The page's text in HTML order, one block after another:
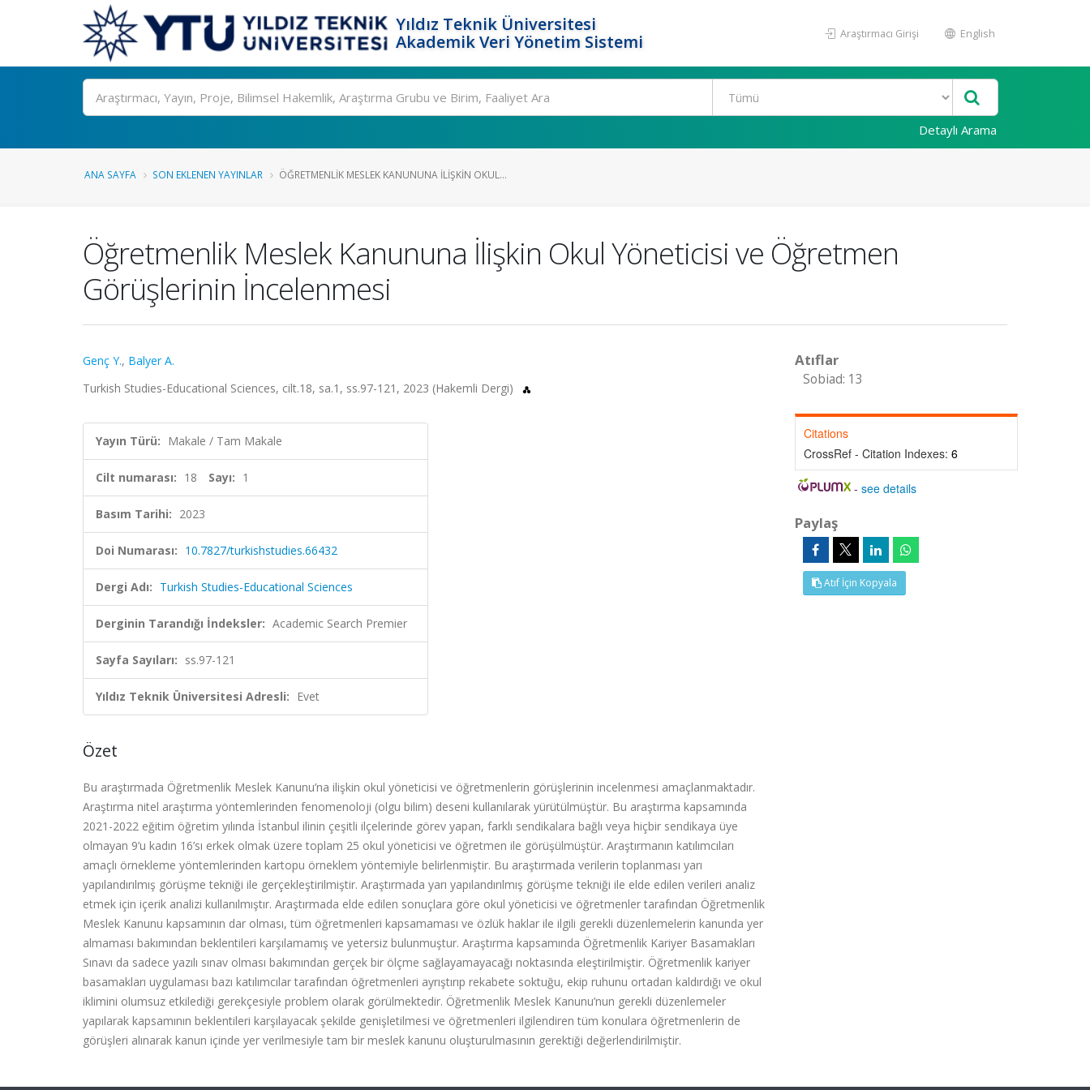
Yıldız Teknik Üniversitesi
Akademik Veri Yönetim Sistemi
Araştırmacı Girişi English
Ara
Detaylı Arama
ANA SAYFA SON EKLENEN YAYINLAR ÖĞRETMENLIK MESLEK KANUNUNA İLIŞKIN OKUL...
Öğretmenlik Meslek Kanununa İlişkin Okul Yöneticisi ve Öğretmen
Görüşlerinin İncelenmesi
Genç Y., Balyer A.
Turkish Studies-Educational Sciences, cilt.18, sa.1, ss.97-121, 2023 (Hakemli Dergi)
Yayın Türü: Makale / Tam Makale
Cilt numarası: 18 Sayı: 1
Basım Tarihi: 2023
Doi Numarası: 10.7827/turkishstudies.66432
Dergi Adı: Turkish Studies-Educational Sciences
Derginin Tarandığı İndeksler: Academic Search Premier
Sayfa Sayıları: ss.97-121
Yıldız Teknik Üniversitesi Adresli: Evet
Özet
Bu araştırmada Öğretmenlik Meslek Kanunu’na ilişkin okul yöneticisi ve öğretmenlerin görüşlerinin incelenmesi amaçlanmaktadır.
Araştırma nitel araştırma yöntemlerinden fenomenoloji (olgu bilim) deseni kullanılarak yürütülmüştür. Bu araştırma kapsamında
2021-2022 eğitim öğretim yılında İstanbul ilinin çeşitli ilçelerinde görev yapan, farklı sendikalara bağlı veya hiçbir sendikaya üye
olmayan 9’u kadın 16’sı erkek olmak üzere toplam 25 okul yöneticisi ve öğretmen ile görüşülmüştür. Araştırmanın katılımcıları
amaçlı örnekleme yöntemlerinden kartopu örneklem yöntemiyle belirlenmiştir. Bu araştırmada verilerin toplanması yarı
yapılandırılmış görüşme tekniği ile gerçekleştirilmiştir. Araştırmada yarı yapılandırılmış görüşme tekniği ile elde edilen verileri analiz
etmek için içerik analizi kullanılmıştır. Araştırmada elde edilen sonuçlara göre okul yöneticisi ve öğretmenler tarafından Öğretmenlik
Meslek Kanunu kapsamının dar olması, tüm öğretmenleri kapsamaması ve özlük haklar ile ilgili gerekli düzenlemelerin kanunda yer
almaması bakımından beklentileri karşılamamış ve yetersiz bulunmuştur. Araştırma kapsamında Öğretmenlik Kariyer Basamakları
Sınavı da sadece yazılı sınav olması bakımından gerçek bir ölçme sağlayamayacağı noktasında eleştirilmiştir. Öğretmenlik kariyer
basamakları uygulaması bazı katılımcılar tarafından öğretmenleri ayrıştırıp rekabete soktuğu, ekip ruhunu ortadan kaldırdığı ve okul
iklimini olumsuz etkilediği gerekçesiyle problem olarak görülmektedir. Öğretmenlik Meslek Kanunu’nun gerekli düzenlemeler
yapılarak kapsamının beklentileri karşılayacak şekilde genişletilmesi ve öğretmenleri ilgilendiren tüm konulara öğretmenlerin de
görüşleri alınarak kanun içinde yer verilmesiyle tam bir meslek kanunu oluşturulmasının gerektiği değerlendirilmiştir.
Atıflar
Sobiad: 13
Citations
CrossRef - Citation Indexes: 6
-see details
Paylaş
Atıf İçin Kopyala